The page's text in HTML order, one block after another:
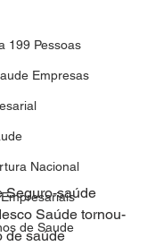
199 Pessoas
Empresas
Nacional
de Saude
Seguro-saúde
Saúde tornou-
de saúde